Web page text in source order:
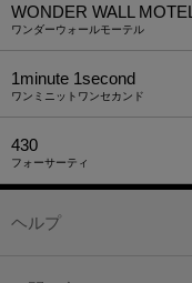
WONDER WALL MOTEL
ワンダーウォールモーテル
1minute​ 1second
ワンミニットワンセカンド
430
フォーサーティ
ヘルプ